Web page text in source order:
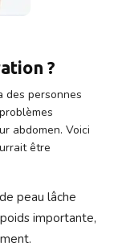
?
des personnes
abdomen. Voici
être
peau lâche
importante,